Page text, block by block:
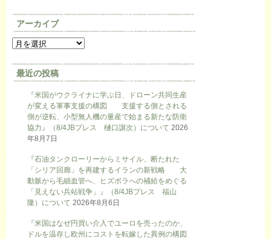
アーカイブ
最近の投稿
『米国がウクライナに学ぶ日、ドローン共同生産
が変える軍事支援の構図 支援する側とされる
側が逆転、小型無人機の量産で始まる新たな防衛
協力』（8/4JBプレス 樋口譲次）について 2026
年8月7日
『石油タンクローリーからミサイル、断たれた
「シリア回廊」を再建するイランの新戦略 大
動脈から毛細血管へ、ヒズボラへの補給をめぐる
「見えない兵站戦争」』（8/4JBプレス 福山
隆）について 2026年8月6日
『米国はなぜ円買い介入でユーロを売ったのか、
ドルを温存し欧州にコストを転嫁した異例の構図